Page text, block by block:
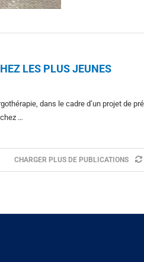
LES PLUS JEUNES
dans le cadre d’un projet de
…
CHARGER PLUS DE PUBLICATIONS